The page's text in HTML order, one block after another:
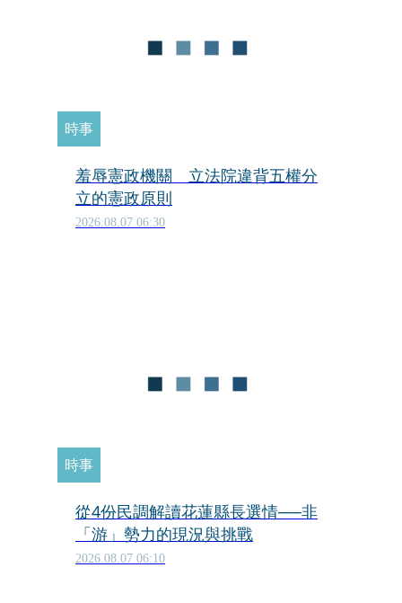
時事
羞辱憲政機關 立法院違背五權分
立的憲政原則
2026.08.07 06:30
時事
從4份民調解讀花蓮縣長選情──非
「游」勢力的現況與挑戰
2026.08.07 06:10